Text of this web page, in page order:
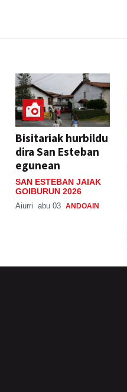
Bisitariak hurbildu
dira San Esteban
egunean
SAN ESTEBAN JAIAK
GOIBURUN 2026
Aiurri abu 03 ANDOAIN